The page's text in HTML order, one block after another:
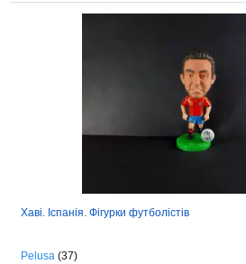
Хаві. Іспанія. Фігурки футболістів
Pelusa (37)